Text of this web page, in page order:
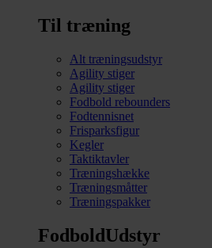
Til træning
Alt træningsudstyr
Agility stiger
Agility stiger
Fodbold rebounders
Fodtennisnet
Frisparksfigur
Kegler
Taktiktavler
Træningshække
Træningsmåtter
Træningspakker
FodboldUdstyr